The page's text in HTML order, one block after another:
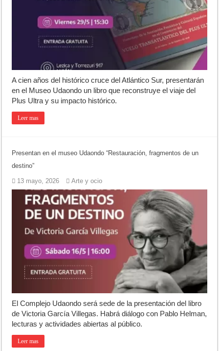
Turismo en Luján: las vacaciones de invierno impulsaron la
Ronda de Negocios: Luján reunió a pymes bonaerenses con
Desbaratan un punto de venta de drogas en el barrio Padre Varela y
A cien años del histórico cruce del Atlántico Sur, presentarán
en el Museo Udaondo un libro que reconstruye el viaje del
Plus Ultra y su impacto histórico.
Leer mas
Presentan en el museo Udaondo “Restauración, fragmentos de un
destino”
13 mayo, 2026 Arte y ocio
El Complejo Udaondo será sede de la presentación del libro
de Victoria García Villegas. Habrá diálogo con Pablo Helman,
lecturas y actividades abiertas al público.
Leer mas